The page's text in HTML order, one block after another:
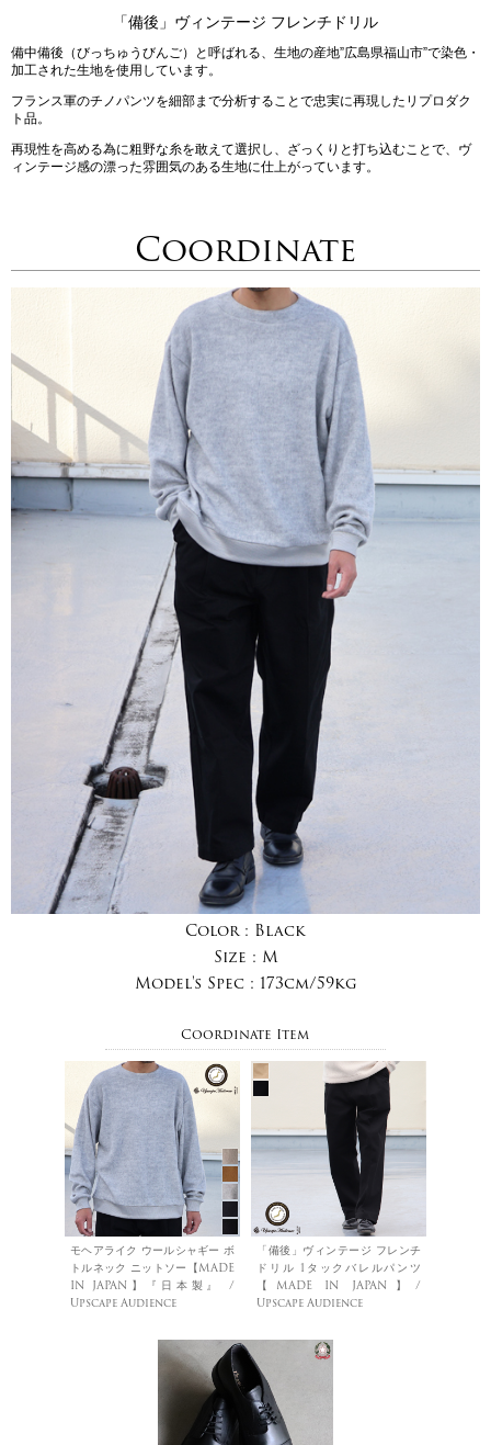
「備後」ヴィンテージ フレンチドリル
備中備後（びっちゅうびんご）と呼ばれる、生地の産地”広島県福山市”で染色・
加工された生地を使用しています。
フランス軍のチノパンツを細部まで分析することで忠実に再現したリプロダク
ト品。
再現性を高める為に粗野な糸を敢えて選択し、ざっくりと打ち込むことで、ヴ
ィンテージ感の漂った雰囲気のある生地に仕上がっています。
Coordinate
Color : Black
Size : M
Model's Spec : 173cm/59kg
Coordinate Item
モヘアライク ウールシャギー ボ
トルネック ニットソー【MADE
IN JAPAN】『日本製』 /
Upscape Audience
「備後」ヴィンテージ フレンチ
ドリル 1タックバレルパンツ
【MADE IN JAPAN】/
Upscape Audience